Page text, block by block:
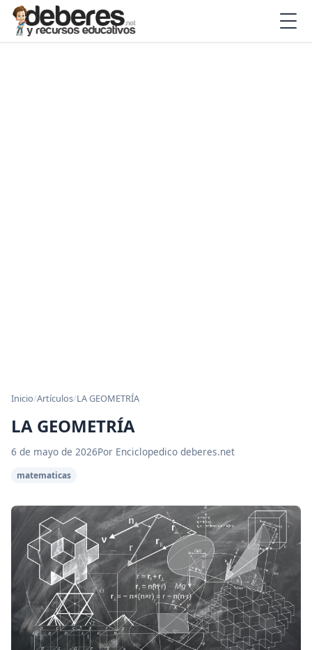
Inicio/Artículos/LA GEOMETRÍA
LA GEOMETRÍA
6 de mayo de 2026Por Enciclopedico deberes.net
matematicas